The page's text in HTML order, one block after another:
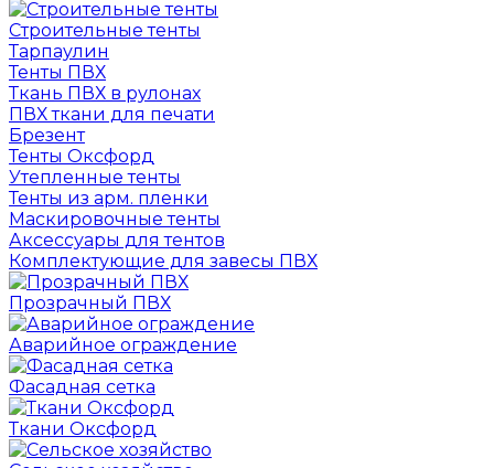
Строительные тенты
Тарпаулин
Тенты ПВХ
Ткань ПВХ в рулонах
ПВХ ткани для печати
Брезент
Тенты Оксфорд
Утепленные тенты
Тенты из арм. пленки
Маскировочные тенты
Аксессуары для тентов
Комплектующие для завесы ПВХ
Прозрачный ПВХ
Аварийное ограждение
Фасадная сетка
Ткани Оксфорд